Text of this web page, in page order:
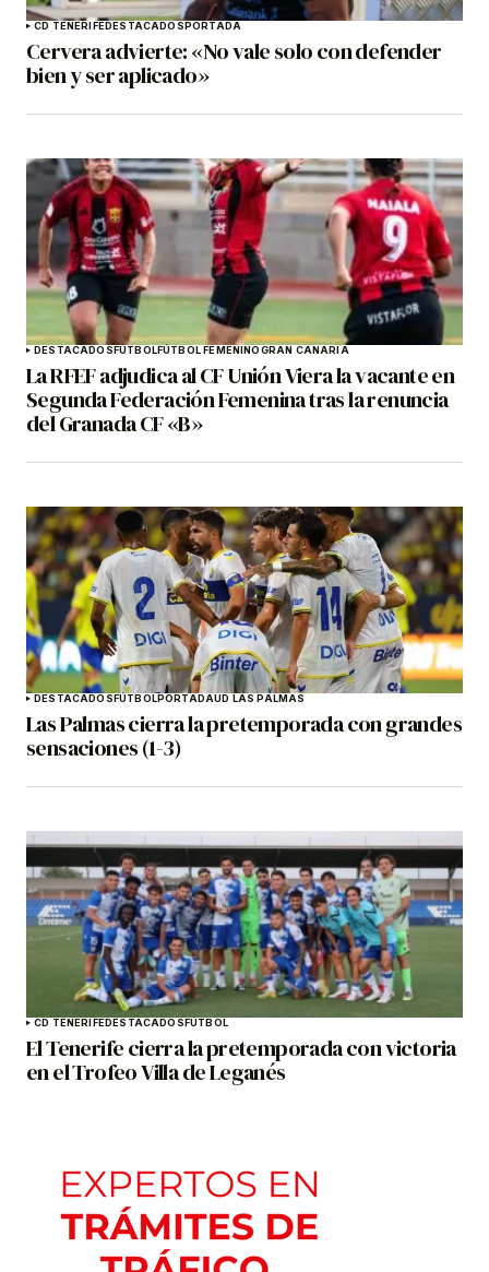
CD TENERIFEDESTACADOSPORTADA
Cervera advierte: «No vale solo con defender
bien y ser aplicado»
DESTACADOSFÚTBOLFÚTBOL FEMENINOGRAN CANARIA
La RFEF adjudica al CF Unión Viera la vacante en
Segunda Federación Femenina tras la renuncia
del Granada CF «B»
DESTACADOSFÚTBOLPORTADAUD LAS PALMAS
Las Palmas cierra la pretemporada con grandes
sensaciones (1-3)
CD TENERIFEDESTACADOSFÚTBOL
El Tenerife cierra la pretemporada con victoria
en el Trofeo Villa de Leganés